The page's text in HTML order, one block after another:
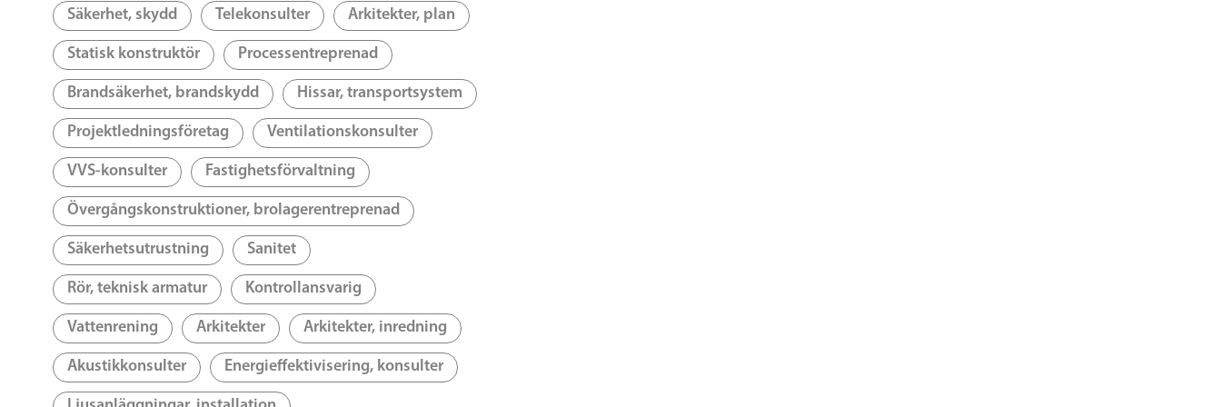
Säkerhet, skydd Telekonsulter Arkitekter, plan
Statisk konstruktör Processentreprenad
Brandsäkerhet, brandskydd Hissar, transportsystem
Projektledningsföretag Ventilationskonsulter
VVS-konsulter Fastighetsförvaltning
Övergångskonstruktioner, brolagerentreprenad
Säkerhetsutrustning Sanitet
Rör, teknisk armatur Kontrollansvarig
Vattenrening Arkitekter Arkitekter, inredning
Akustikkonsulter Energieffektivisering, konsulter